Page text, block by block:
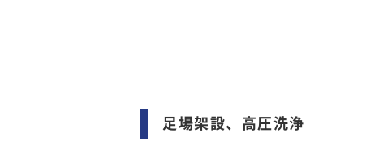
足場架設、高圧洗浄